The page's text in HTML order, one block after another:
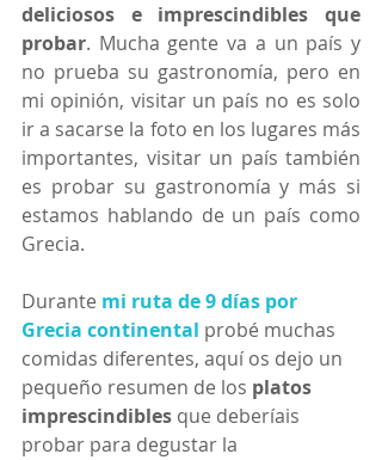
deliciosos e imprescindibles que
probar. Mucha gente va a un país y
no prueba su gastronomía, pero en
mi opinión, visitar un país no es solo
ir a sacarse la foto en los lugares más
importantes, visitar un país también
es probar su gastronomía y más si
estamos hablando de un país como
Grecia.
Durante mi ruta de 9 días por
Grecia continental probé muchas
comidas diferentes, aquí os dejo un
pequeño resumen de los platos
imprescindibles que deberíais
probar para degustar la